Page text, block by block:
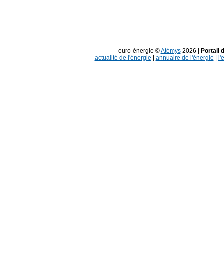
euro-énergie ©Atémys2026 |
Portail
actualité de l'énergie
annuaire de l'énergie